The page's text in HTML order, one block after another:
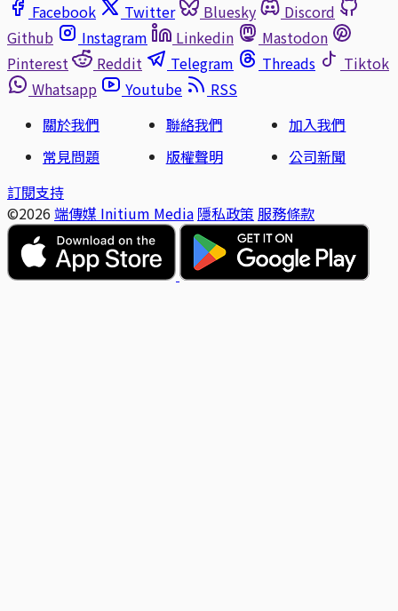
Facebook
Twitter Bluesky
Discord
Github
Instagram Linkedin
Mastodon
Pinterest
Reddit Telegram Threads
Tiktok
Whatsapp
Youtube
RSS
關於我們
聯絡我們
加入我們
常見問題
版權聲明
公司新聞
訂閱支持
©2026 端傳媒 Initium Media 隱私政策 服務條款